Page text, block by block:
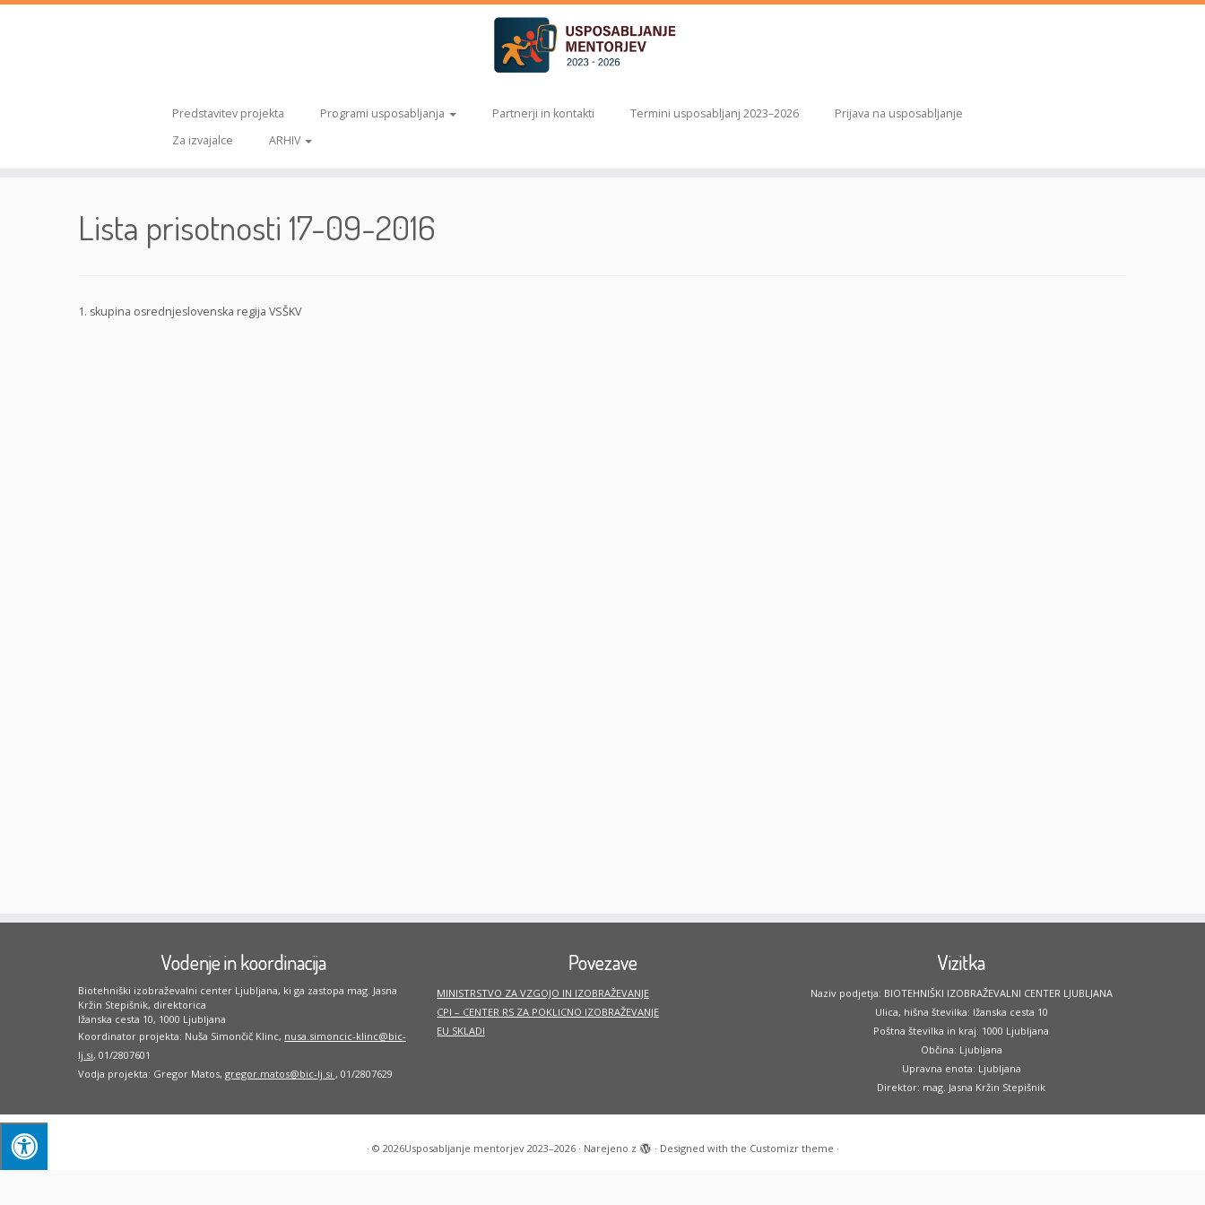
Predstavitev projekta Programi usposabljanja Partnerji in kontakti Termini usposabljanj 2023–2026
Prijava na usposabljanje
Za izvajalce
ARHIV
Lista prisotnosti 17-09-2016
1. skupina osrednjeslovenska regija VSŠKV
Vodenje in koordinacija
Biotehniški izobraževalni center Ljubljana, ki ga zastopa mag. Jasna
Kržin Stepišnik, direktorica
Ižanska cesta 10, 1000 Ljubljana
Koordinator projekta: Nuša Simončič Klinc, nusa.simoncic-klinc@bic-
lj.si, 01/2807601
Vodja projekta: Gregor Matos, gregor.matos@bic-lj.si , 01/2807629
Povezave
MINISTRSTVO ZA VZGOJO IN IZOBRAŽEVANJE
CPI – CENTER RS ZA POKLICNO IZOBRAŽEVANJE
EU SKLADI
Vizitka
Naziv podjetja: BIOTEHNIŠKI IZOBRAŽEVALNI CENTER LJUBLJANA
Ulica, hišna številka: Ižanska cesta 10
Poštna številka in kraj: 1000 Ljubljana
Občina: Ljubljana
Upravna enota: Ljubljana
Direktor: mag. Jasna Kržin Stepišnik
· © 2026Usposabljanje mentorjev 2023–2026· Narejeno z · Designed with the Customizr theme ·